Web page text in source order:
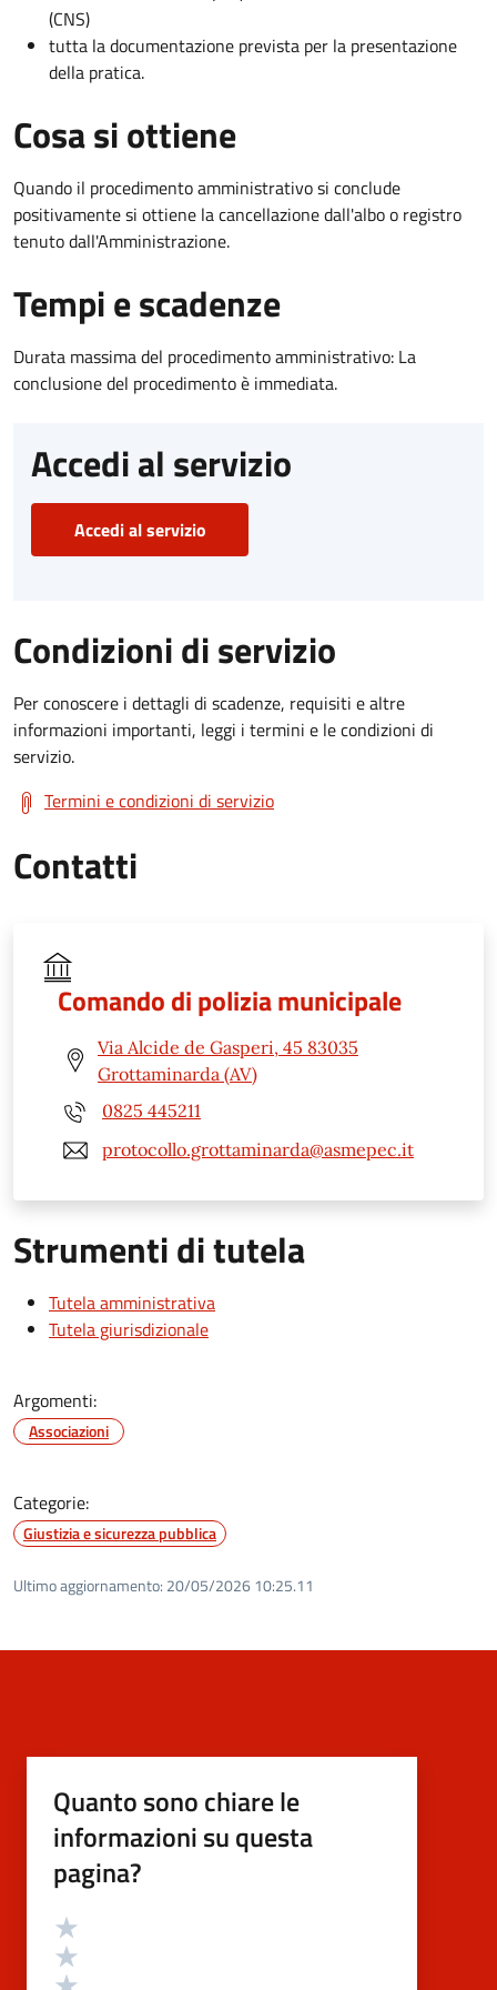
(CNS)
tutta la documentazione prevista per la presentazione
della pratica.
Cosa si ottiene
Quando il procedimento amministrativo si conclude
positivamente si ottiene la cancellazione dall'albo o registro
tenuto dall'Amministrazione.
Tempi e scadenze
Durata massima del procedimento amministrativo: La
conclusione del procedimento è immediata.
Accedi al servizio
Accedi al servizio
Condizioni di servizio
Per conoscere i dettagli di scadenze, requisiti e altre
informazioni importanti, leggi i termini e le condizioni di
servizio.
Termini e condizioni di servizio
Contatti
Comando di polizia municipale
Via Alcide de Gasperi, 45 83035
Grottaminarda (AV)
0825 445211
protocollo.grottaminarda@asmepec.it
Strumenti di tutela
Tutela amministrativa
Tutela giurisdizionale
Argomenti:
Associazioni
Categorie:
Giustizia e sicurezza pubblica
Ultimo aggiornamento: 20/05/2026 10:25.11
Quanto sono chiare le
informazioni su questa
pagina?
Valutazione